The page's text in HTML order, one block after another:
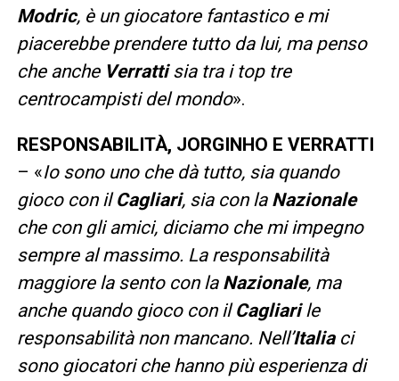
Modric, è un giocatore fantastico e mi
piacerebbe prendere tutto da lui, ma penso
che anche Verrattisia tra i top tre
centrocampisti del mondo».
RESPONSABILITÀ, JORGINHO E VERRATTI
– «Io sono uno che dà tutto, sia quando
gioco con ilCagliari, sia con la Nazionale
che con gli amici, diciamo che mi impegno
sempre al massimo. La responsabilità
maggiore la sento con la Nazionale, ma
anche quando gioco con ilCagliarile
responsabilità non mancano. Nell’Italiaci
sono giocatori che hanno più esperienza di